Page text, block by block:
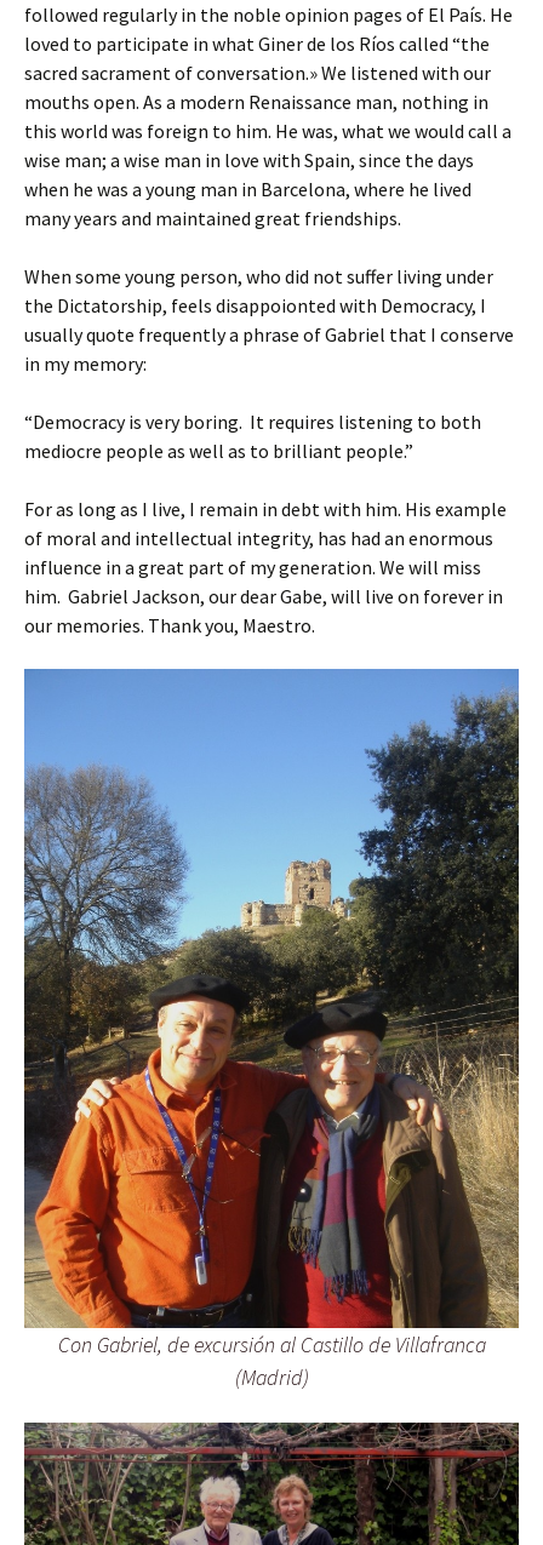
followed regularly in the noble opinion pages of El País. He
loved to participate in what Giner de los Ríos called “the
sacred sacrament of conversation.» We listened with our
mouths open. As a modern Renaissance man, nothing in
this world was foreign to him. He was, what we would call a
wise man; a wise man in love with Spain, since the days
when he was a young man in Barcelona, where he lived
many years and maintained great friendships.
When some young person, who did not suffer living under
the Dictatorship, feels disappoionted with Democracy, I
usually quote frequently a phrase of Gabriel that I conserve
in my memory:
“Democracy is very boring. It requires listening to both
mediocre people as well as to brilliant people.”
For as long as I live, I remain in debt with him. His example
of moral and intellectual integrity, has had an enormous
influence in a great part of my generation. We will miss
him. Gabriel Jackson, our dear Gabe, will live on forever in
our memories. Thank you, Maestro.
Con Gabriel, de excursión al Castillo de Villafranca
(Madrid)